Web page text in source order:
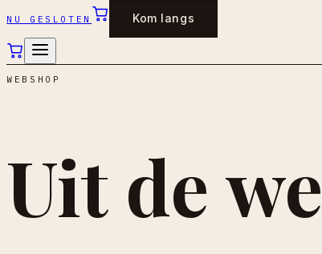
NU GESLOTEN Kom langs
WEBSHOP
Uit de